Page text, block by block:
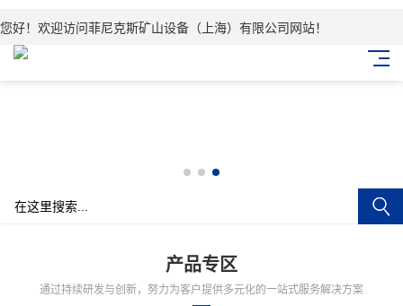
您好！欢迎访问菲尼克斯矿山设备（上海）有限公司网站！
产品专区
通过持续研发与创新，努力为客户提供多元化的一站式服务解决方案